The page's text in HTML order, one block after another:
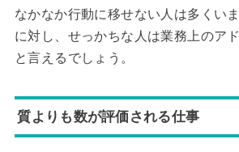
なかなか行動に移せない人は多くい
に対し、せっかちな人は業務上のア
と言えるでしょう。
質よりも数が評価される仕事